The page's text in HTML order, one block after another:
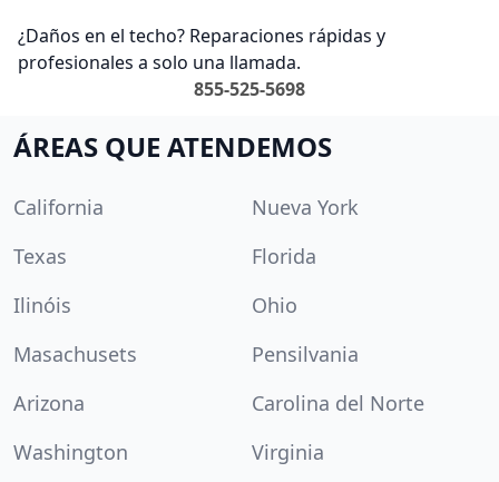
¿Daños en el techo? Reparaciones rápidas y
profesionales a solo una llamada.
855-525-5698
ÁREAS QUE ATENDEMOS
California
Nueva York
Texas
Florida
Ilinóis
Ohio
Masachusets
Pensilvania
Arizona
Carolina del Norte
Washington
Virginia